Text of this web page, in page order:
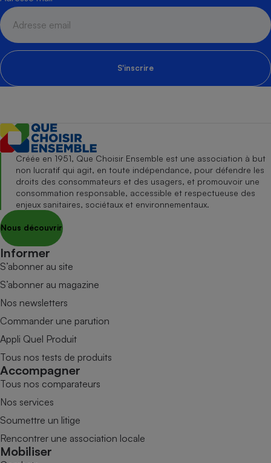
S'inscrire
Créée en 1951, Que Choisir Ensemble est une association à but
non lucratif qui agit, en toute indépendance, pour défendre les
droits des consommateurs et des usagers, et promouvoir une
consommation responsable, accessible et respectueuse des
enjeux sanitaires, sociétaux et environnementaux.
Nous découvrir
Informer
S’abonner au site
S’abonner au magazine
Nos newsletters
Commander une parution
Appli Quel Produit
Tous nos tests de produits
Accompagner
Tous nos comparateurs
Nos services
Soumettre un litige
Rencontrer une association locale
Mobiliser